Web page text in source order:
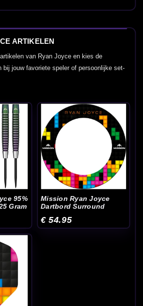
ARTIKELEN
van Ryan Joyce en kies de
bij jouw favoriete speler of persoonlijke set-
95%
Gram
Mission Ryan Joyce
Dartbord Surround
€ 54.95